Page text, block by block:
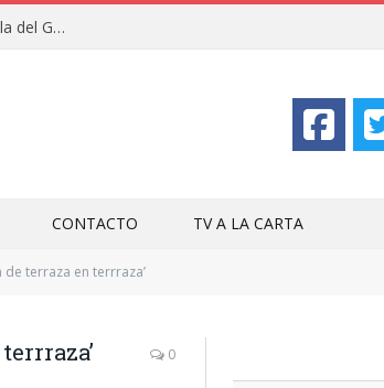
Clausuras de los campamentos de verano en Alhaurín y Villa del Guadalhorce 2026
CONTACTO TV A LA CARTA
de terraza en terrraza’
0